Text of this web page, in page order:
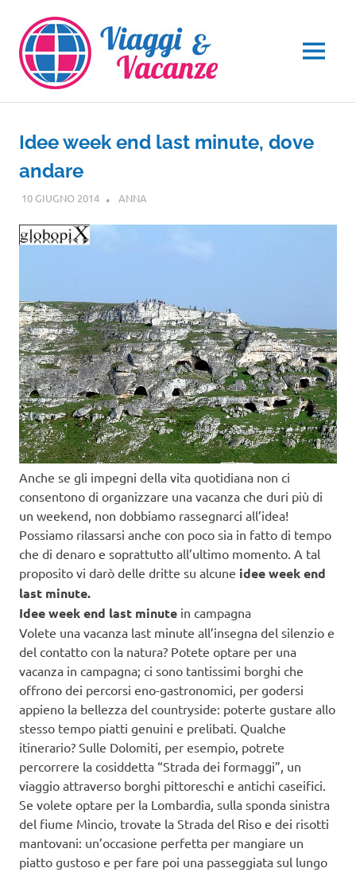
contenuto
MENU
Idee week end last minute, dove
andare
10 GIUGNO 2014 ANNA
Anche se gli impegni della vita quotidiana non ci
consentono di organizzare una vacanza che duri più di
un weekend, non dobbiamo rassegnarci all’idea!
Possiamo rilassarsi anche con poco sia in fatto di tempo
che di denaro e soprattutto all’ultimo momento. A tal
proposito vi darò delle dritte su alcune idee week end
last minute.
Idee week end last minute in campagna
Volete una vacanza last minute all’insegna del silenzio e
del contatto con la natura? Potete optare per una
vacanza in campagna; ci sono tantissimi borghi che
offrono dei percorsi eno-gastronomici, per godersi
appieno la bellezza del countryside: poterte gustare allo
stesso tempo piatti genuini e prelibati. Qualche
itinerario? Sulle Dolomiti, per esempio, potrete
percorrere la cosiddetta “Strada dei formaggi”, un
viaggio attraverso borghi pittoreschi e antichi caseifici.
Se volete optare per la Lombardia, sulla sponda sinistra
del fiume Mincio, trovate la Strada del Riso e dei risotti
mantovani: un’occasione perfetta per mangiare un
piatto gustoso e per fare poi una passeggiata sul lungo